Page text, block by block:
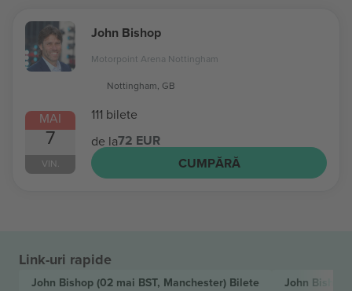
MAI
7
VIN.
John Bishop
Motorpoint Arena Nottingham
Nottingham, GB
111 bilete
de la72 EUR
CUMPĂRĂ
Link-uri rapide
John Bishop (02 mai BST, Manchester) Bilete John Bishop